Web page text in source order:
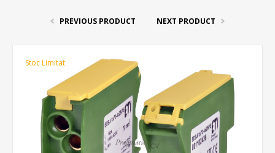
PREVIOUS PRODUCT NEXT PRODUCT
Stoc Limitat